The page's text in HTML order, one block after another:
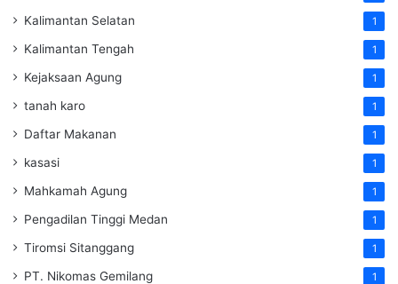
Kalimantan Selatan 1
Kalimantan Tengah 1
Kejaksaan Agung 1
tanah karo 1
Daftar Makanan 1
kasasi 1
Mahkamah Agung 1
Pengadilan Tinggi Medan 1
Tiromsi Sitanggang 1
PT. Nikomas Gemilang 1